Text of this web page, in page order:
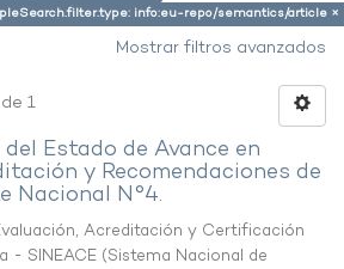
info:eu-repo/semantics/article ×
Mostrar filtros avanzados
1
Estado de Avance en
y Recomendaciones de
Nacional N°4.
Acreditación y Certificación
- SINEACE (Sistema Nacional de